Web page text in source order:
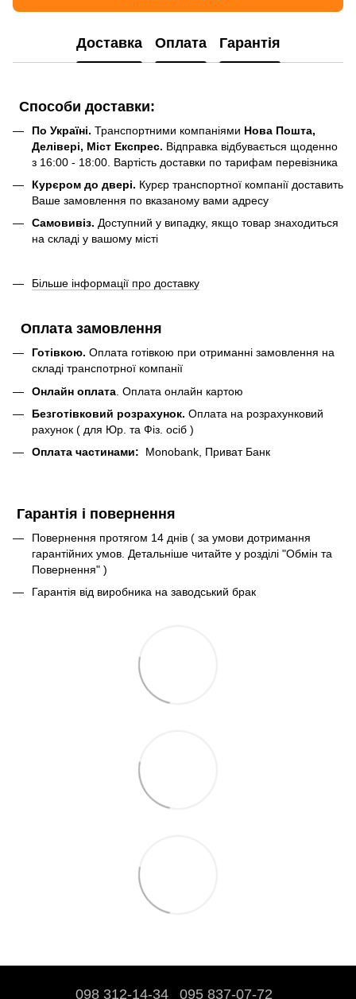
Доставка Оплата Гарантія
Способи доставки:
По Україні. Транспортними компаніями Нова Пошта,
Делівері, Міст Експрес. Відправка відбувається щоденно
з 16:00 - 18:00. Вартість доставки по тарифам перевізника
Курєром до двері. Курєр транспортної компанії доставить
Ваше замовлення по вказаному вами адресу
Самовивіз. Доступний у випадку, якщо товар знаходиться
на складі у вашому місті
Більше інформації про доставку
Оплата замовлення
Готівкою. Оплата готівкою при отриманні замовлення на
складі транспотрної компанії
Онлайн оплата . Оплата онлайн картою
Безготівковий розрахунок. Оплата на розрахунковий
рахунок ( для Юр. та Фіз. осіб )
Оплата частинами: Monobank, Приват Банк
Гарантія і повернення
Повернення протягом 14 днів ( за умови дотримання
гарантійних умов. Детальніше читайте у розділі "Обмін та
Повернення" )
Гарантія від виробника на заводський брак
098 312-14-34 095 837-07-72